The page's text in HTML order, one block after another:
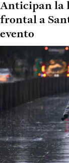
Anticipan la
frontal a
evento